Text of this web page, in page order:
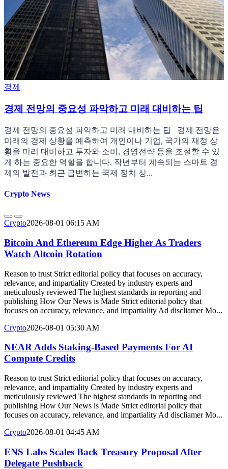
경제
경제 전망의 중요성 파악하고 미래 대비하는 팁
경제 전망의 중요성 파악하고 미래 대비하는 팁 경제 전망은
미래의 경제 상황을 예측하여 개인이나 기업, 국가의 재정 상
황을 미리 대비하고 투자와 소비, 경영전략 등을 조절할 수 있
게 하는 중요한 역할을 합니다. 작년부터 계속되는 스마트 경
제의 발전과 최근 급변하는 국제 정치 상...
Crypto News
Crypto2026-08-01 06:15 AM
Bitcoin And Ethereum Edge Higher As Traders
Watch Altcoin Rotation
Reason to trust Strict editorial policy that focuses on accuracy,
relevance, and impartiality Created by industry experts and
meticulously reviewed The highest standards in reporting and
publishing How Our News is Made Strict editorial policy that
focuses on accuracy, relevance, and impartiality Ad discliamer Mo...
Crypto2026-08-01 05:30 AM
NEAR Adds Staking-Based Payments For AI
Compute Credits
Reason to trust Strict editorial policy that focuses on accuracy,
relevance, and impartiality Created by industry experts and
meticulously reviewed The highest standards in reporting and
publishing How Our News is Made Strict editorial policy that
focuses on accuracy, relevance, and impartiality Ad discliamer Mo...
Crypto2026-08-01 04:45 AM
ENS Labs Scales Back Treasury Proposal After
Delegate Pushback